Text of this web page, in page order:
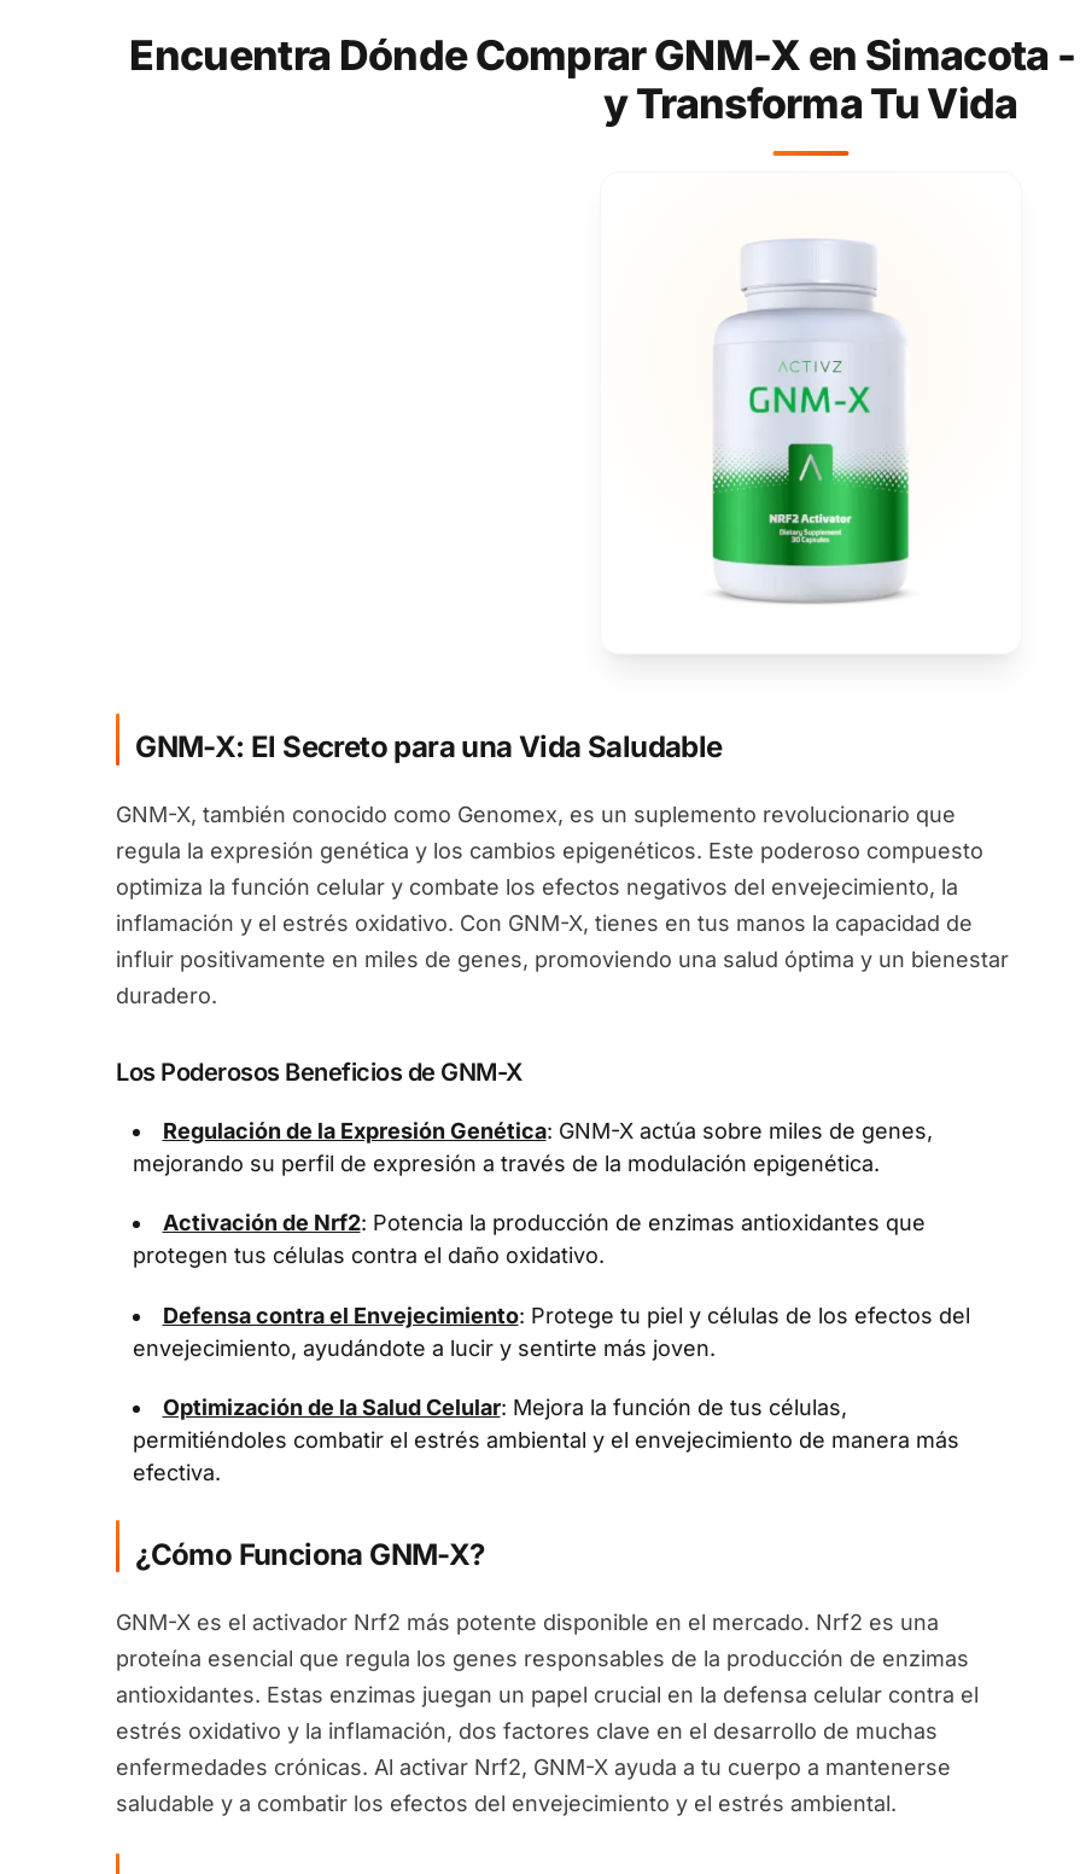
Encuentra Dónde Comprar GNM-X en Simacota
y Transforma Tu Vida
GNM-X: El Secreto para una Vida Saludable
GNM-X, también conocido como Genomex, es un suplemento revolucionario que
regula la expresión genética y los cambios epigenéticos. Este poderoso compuesto
optimiza la función celular y combate los efectos negativos del envejecimiento, la
inflamación y el estrés oxidativo. Con GNM-X, tienes en tus manos la capacidad de
influir positivamente en miles de genes, promoviendo una salud óptima y un bienestar
duradero.
Los Poderosos Beneficios de GNM-X
Regulación de la Expresión Genética: GNM-X actúa sobre miles de genes,
mejorando su perfil de expresión a través de la modulación epigenética.
Activación de Nrf2: Potencia la producción de enzimas antioxidantes que
protegen tus células contra el daño oxidativo.
Defensa contra el Envejecimiento: Protege tu piel y células de los efectos del
envejecimiento, ayudándote a lucir y sentirte más joven.
Optimización de la Salud Celular: Mejora la función de tus células,
permitiéndoles combatir el estrés ambiental y el envejecimiento de manera más
efectiva.
¿Cómo Funciona GNM-X?
GNM-X es el activador Nrf2 más potente disponible en el mercado. Nrf2 es una
proteína esencial que regula los genes responsables de la producción de enzimas
antioxidantes. Estas enzimas juegan un papel crucial en la defensa celular contra el
estrés oxidativo y la inflamación, dos factores clave en el desarrollo de muchas
enfermedades crónicas. Al activar Nrf2, GNM-X ayuda a tu cuerpo a mantenerse
saludable y a combatir los efectos del envejecimiento y el estrés ambiental.